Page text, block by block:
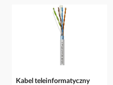
Kabel teleinformatyczny